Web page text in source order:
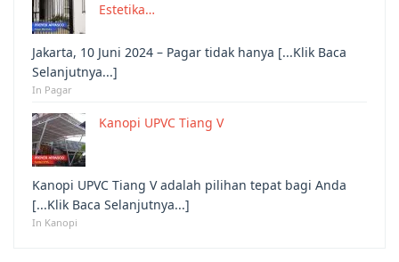
Estetika…
Jakarta, 10 Juni 2024 – Pagar tidak hanya [...Klik Baca
Selanjutnya...]
In Pagar
Kanopi UPVC Tiang V
Kanopi UPVC Tiang V adalah pilihan tepat bagi Anda
[...Klik Baca Selanjutnya...]
In Kanopi